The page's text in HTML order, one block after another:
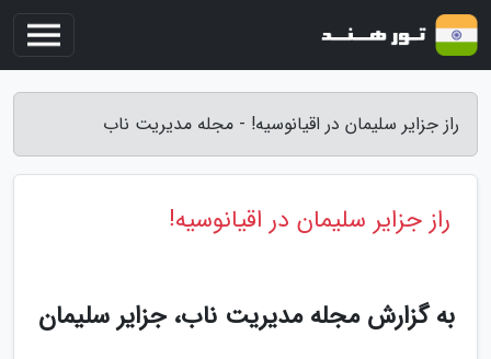
راز جزایر سلیمان در اقیانوسیه! - مجله مدیریت ناب
راز جزایر سلیمان در اقیانوسیه!
به گزارش مجله مدیریت ناب، جزایر سلیمان